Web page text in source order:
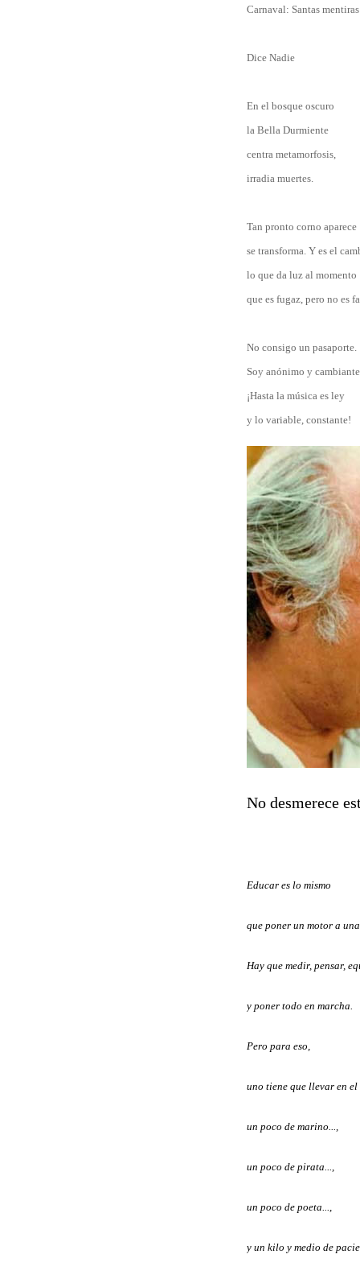
Carnaval: Santas mentiras.
Dice Nadie
En el bosque oscuro
la Bella Durmiente
centra metamorfosis,
irradia muertes.
Tan pronto corno aparece
se transforma. Y es el
lo que da luz al momento
que es fugaz, pero no es
No consigo un pasaporte.
Soy anónimo y cambiante.
¡Hasta la música es ley
y lo variable, constante!
No desmerece
Educar es lo mismo
que poner un motor a una
Hay que medir, pensar,
y poner todo en marcha.
Pero para eso,
uno tiene que llevar en el
un poco de marino...,
un poco de pirata...,
un poco de poeta...,
y un kilo y medio de